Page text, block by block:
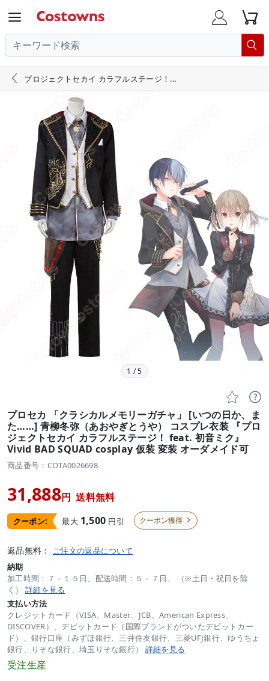
  

 プロジェクトセカイ カラフルステージ！...
1 /5
 
プロセカ 「クラシカルメモリーガチャ」 [いつの日か、ま
た……] 青柳冬弥（あおやぎとうや） コスプレ衣装 『プロ
ジェクトセカイ カラフルステージ！ feat. 初音ミク』
Vivid BAD SQUAD cosplay 仮装 変装 オーダメイド可
商品番号：COTA0026698
31,888円 送料無料
クーポン: 最大 1,500 円引 クーポン獲得 
返品無料： ご注文の返品について
納期
加工時間：７－１５日、配送時間：５－７日。 （※土日・祝日を除
く） 詳細を見る
支払い方法
クレジットカード（VISA、Master、JCB、American Express、
DISCOVER）、デビットカード（国際ブランドがついたデビットカー
ド）、銀行口座（みずほ銀行、三井住友銀行、三菱UFJ銀行、ゆうちょ
銀行、りそな銀行、埼玉りそな銀行） 詳細を見る
受注生産